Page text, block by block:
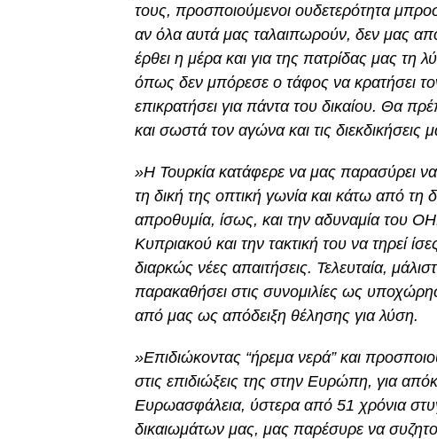
τους, προσποιούμενοι ουδετερότητα
αν όλα αυτά μας ταλαιπωρούν, δεν μας
έρθει η μέρα και για της πατρίδας μας
όπως δεν μπόρεσε ο τάφος να κρατήσει
επικρατήσει για πάντα του δικαίου. Θα
και σωστά τον αγώνα και τις διεκδικήσεις
»Η Τουρκία κατάφερε να μας παρασύρει
τη δική της οπτική γωνία και κάτω από τη
απροθυμία, ίσως, και την αδυναμία του
Κυπριακού και την τακτική του να τηρεί
διαρκώς νέες απαιτήσεις. Τελευταία,
παρακαθήσει στις συνομιλίες ως
από μας ως απόδειξη θέλησης για λύση.
»Επιδιώκοντας “ήρεμα νερά” και
στις επιδιώξεις της στην Ευρώπη, για
Ευρωασφάλεια, ύστερα από 51 χρόνια
δικαιωμάτων μας, μας παρέσυρε να